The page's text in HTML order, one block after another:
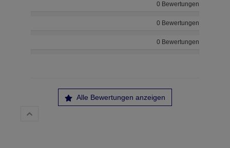
0 Bewertungen
0 Bewertungen
0 Bewertungen
Alle Bewertungen anzeigen